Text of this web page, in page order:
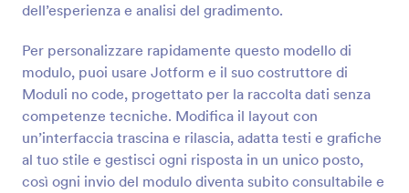
dell’esperienza e analisi del gradimento.
Per personalizzare rapidamente questo modello di
modulo, puoi usare Jotform e il suo costruttore di
Moduli no code, progettato per la raccolta dati senza
competenze tecniche. Modifica il layout con
un’interfaccia trascina e rilascia, adatta testi e grafiche
al tuo stile e gestisci ogni risposta in un unico posto,
così ogni invio del modulo diventa subito consultabile e
Sondaggio Voto Del Pubblico Mostra D’Arte